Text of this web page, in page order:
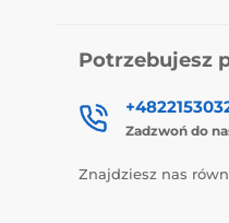
Potrzebujesz
Zadzwoń do
Znajdziesz nas